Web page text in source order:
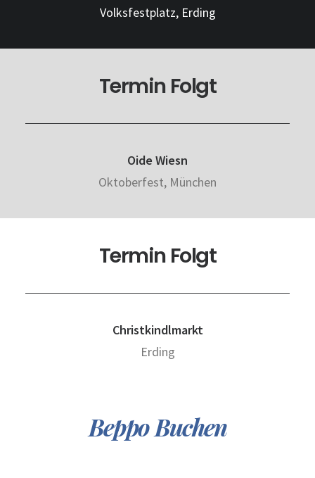
Volksfestplatz, Erding
Termin Folgt
Oide Wiesn
Oktoberfest, München
Termin Folgt
Christkindlmarkt
Erding
Beppo Buchen